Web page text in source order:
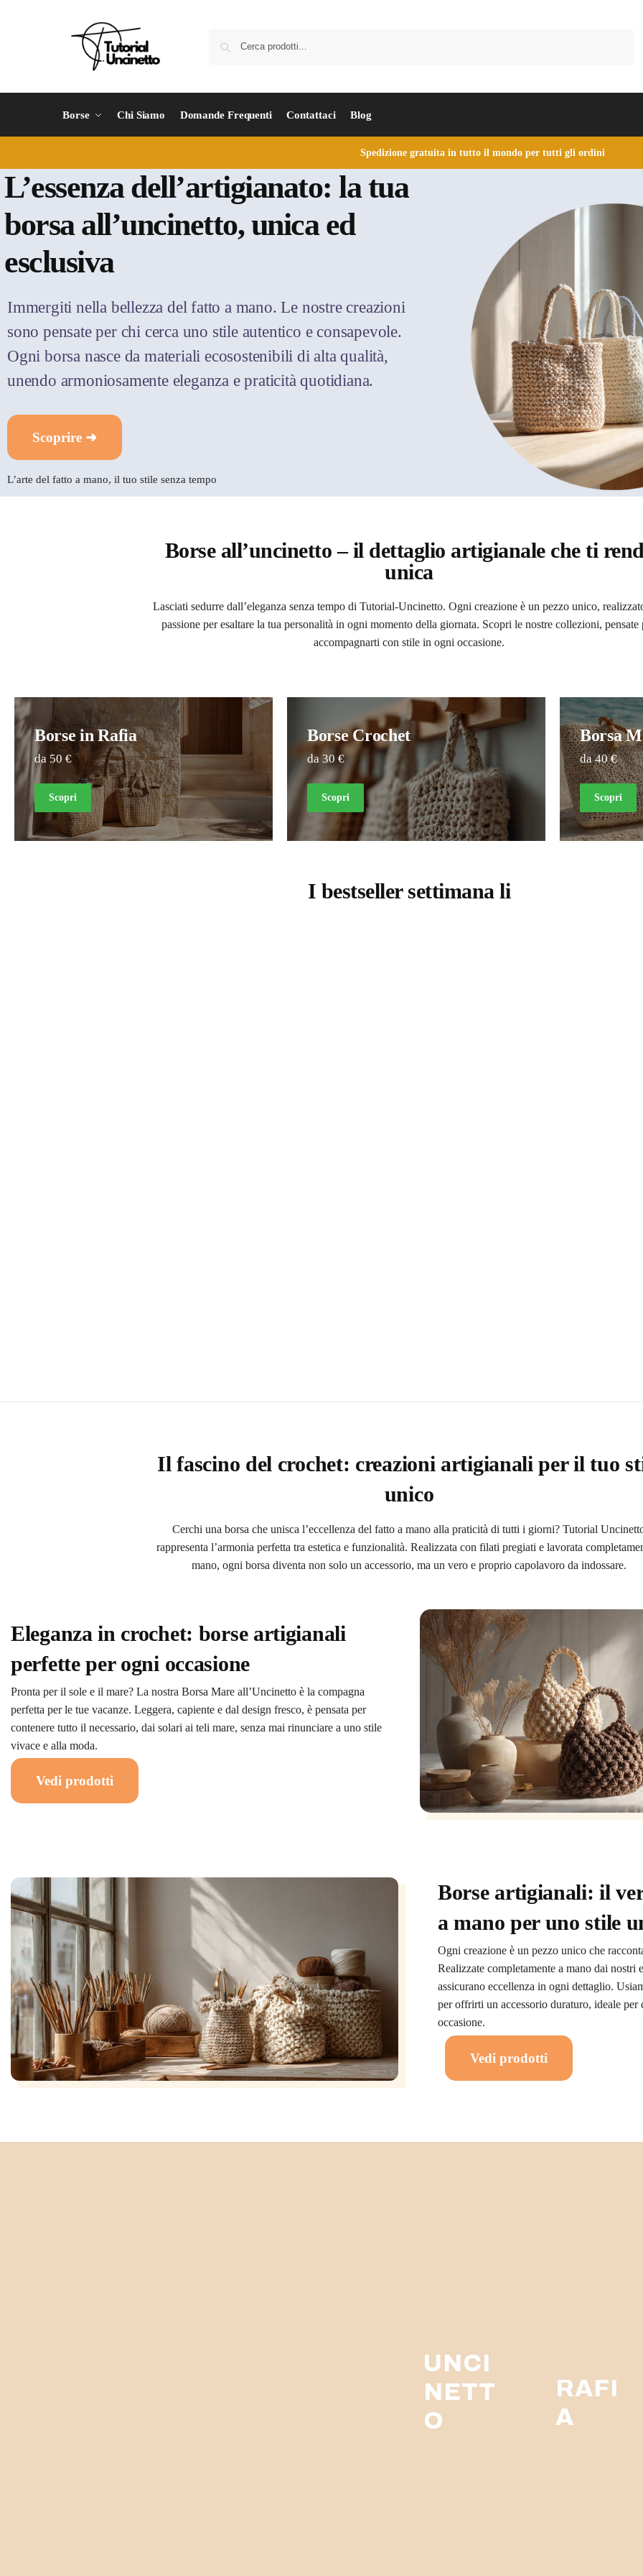
Borse Chi Siamo Domande Frequenti Contattaci Blog
Spedizione gratuita in tutto il mondo per tutti gli ordini
L’essenza dell’artigianato: la tua
borsa all’uncinetto, unica ed
esclusiva
Immergiti nella bellezza del fatto a mano. Le nostre creazioni
sono pensate per chi cerca uno stile autentico e consapevole.
Ogni borsa nasce da materiali ecosostenibili di alta qualità,
unendo armoniosamente eleganza e praticità quotidiana.
Scoprire ➜
L’arte del fatto a mano, il tuo stile senza tempo
Borse all’uncinetto – il dettaglio artigianale che ti
unica
Lasciati sedurre dall’eleganza senza tempo di Tutorial-Uncinetto. Ogni creazione è un pezzo unico,
passione per esaltare la tua personalità in ogni momento della giornata. Scopri le nostre collezioni, pensate
accompagnarti con stile in ogni occasione.
Borse in Rafia
da 50 €
Scopri
Borse Crochet
da 30 €
Scopri
Borsa
da 40 €
Scopri
I bestseller settimana li
Il fascino del crochet: creazioni artigianali per il tuo
unico
Cerchi una borsa che unisca l’eccellenza del fatto a mano alla praticità di tutti i giorni? Tutorial
rappresenta l’armonia perfetta tra estetica e funzionalità. Realizzata con filati pregiati e lavorata
mano, ogni borsa diventa non solo un accessorio, ma un vero e proprio capolavoro da indossare.
Eleganza in crochet: borse artigianali
perfette per ogni occasione
Pronta per il sole e il mare? La nostra Borsa Mare all’Uncinetto è la compagna
perfetta per le tue vacanze. Leggera, capiente e dal design fresco, è pensata per
contenere tutto il necessario, dai solari ai teli mare, senza mai rinunciare a uno stile
vivace e alla moda.
Vedi prodotti
Borse artigianali: il
a mano per uno stile
Ogni creazione è un pezzo unico che
Realizzate completamente a mano dai nostri
assicurano eccellenza in ogni dettaglio.
per offrirti un accessorio duraturo, ideale
occasione.
Vedi prodotti
UNCI
NETT
O
RAFI
A